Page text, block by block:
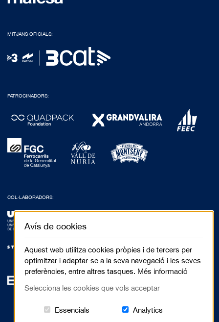
MITJANS OFICIALS:
PATROCINADORS:
COL·LABORADORS:
Avís de cookies
Aquest web utilitza cookies pròpies i de tercers per
optimitzar i adaptar-se a la seva navegació i les seves
preferències, entre altres tasques. Més informació
Selecciona les cookies que vols acceptar
Essencials Aquestes cookies són essencials per
AnalyticsCookies related